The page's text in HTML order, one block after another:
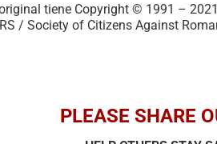
tiene Copyright © 1991 –
/ Society of Citizens Against
PLEASE SHARE